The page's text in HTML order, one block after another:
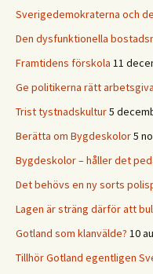
Sverigedemokraterna och
Den dysfunktionella
Framtidens förskola 11
Ge politikerna rätt
Trist tystnadskultur5
Berätta om Bygdeskolor5
Bygdeskolor – håller det
Det behövs en ny sorts
Lagen är sträng därför att
Gotland som klanvälde? 10
Tillhör Gotland egentligen